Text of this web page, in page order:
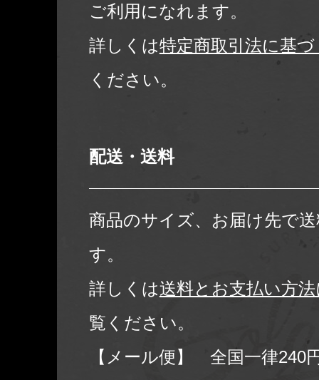
ご利用になれます。
詳しくは特定商取引法に基
ください。
配送・送料
商品のサイズ、お届け先で
す。
詳しくは送料とお支払い方
覧ください。
【メール便】 全国一律240